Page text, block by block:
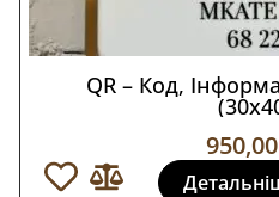
QR – Код,
950,00